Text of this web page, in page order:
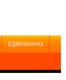
Eğitimlerimiz